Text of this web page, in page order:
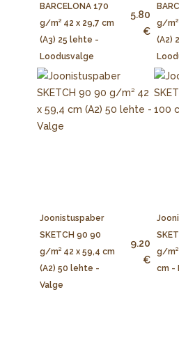
BARCELONA 170
g/m² 42 x 29,7 cm
(A3) 25 lehte -
Loodusvalge
5.80
€
g/m²
(A2)
Joonistuspaber
SKETCH 90 90
g/m² 42 x 59,4 cm
(A2) 50 lehte -
Valge
9.20
€
g/m²
cm -